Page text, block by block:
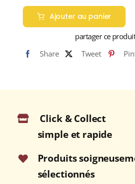
de
COCORIPOP
CARAMEL
BEURRE
SALÉ
80g
Ajouter au panier
partager ce
Share
Tweet
Click & Collect
simple et rapide
Produits
sélectionnés